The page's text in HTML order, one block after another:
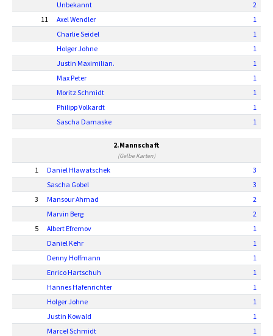
Unbekannt
2
11
Axel Wendler
1
Charlie Seidel
1
Holger Johne
1
Justin Maximilian.
1
Max Peter
1
Moritz Schmidt
1
Philipp Volkardt
1
Sascha Damaske
1
2.Mannschaft
(Gelbe Karten)
1 Daniel Hlawatschek
3
Sascha Gobel
3
3
Mansour Ahmad
2
Marvin Berg
2
5
Albert Efremov
1
Daniel Kehr
1
Denny Hoffmann
1
Enrico Hartschuh
1
Hannes Hafenrichter
1
Holger Johne
1
Justin Kowald
1
Marcel Schmidt
1